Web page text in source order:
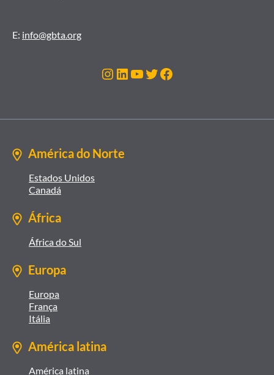
E: info@gbta.org
Instagram
LinkedIn
Youtube
Twitter
Facebook
América do Norte
Estados Unidos
Canadá
África
África do Sul
Europa
Europa
França
Itália
América latina
América latina